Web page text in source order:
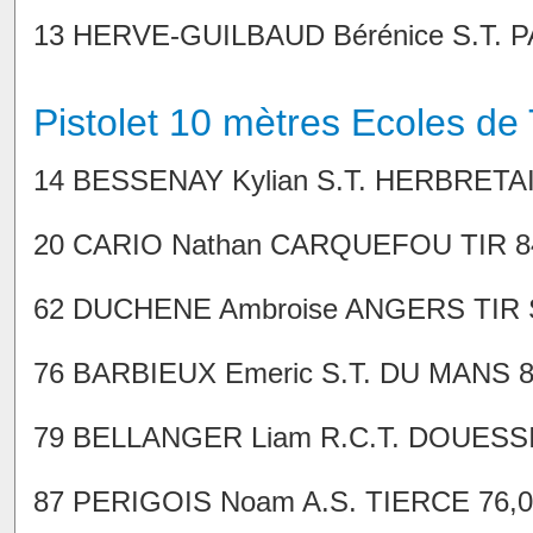
13 HERVE-GUILBAUD Bérénice S.T.
Pistolet 10 mètres Ecoles
14 BESSENAY Kylian S.T.
20 CARIO Nathan CARQUEFOU TIR
62 DUCHENE Ambroise ANGERS
76 BARBIEUX Emeric S.T. DU MANS
79 BELLANGER Liam R.C.T.
87 PERIGOIS Noam A.S. TIERCE